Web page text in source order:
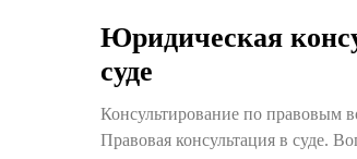
Юридическая
суде
Консультирование по правовым
Правовая консультация в суде.